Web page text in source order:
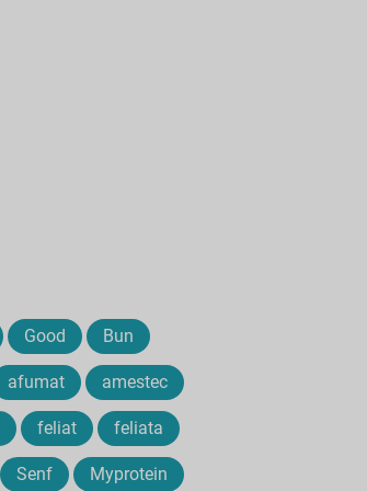
Good Bun
afumat amestec
feliat feliata
Senf Myprotein